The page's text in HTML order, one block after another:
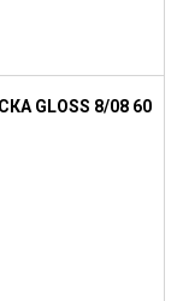
GLOSS 8/08 60